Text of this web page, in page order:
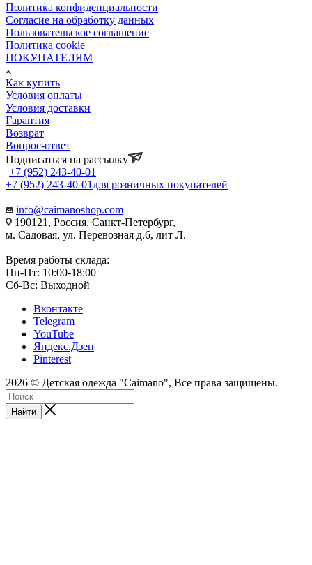
Политика конфиденциальности
Согласие на обработку данных
Пользовательское соглашение
Политика cookie
ПОКУПАТЕЛЯМ
Как купить
Условия оплаты
Условия доставки
Гарантия
Возврат
Вопрос-ответ
Подписаться на рассылку
+7 (952) 243-40-01
+7 (952) 243-40-01 для розничных покупателей
info@caimanoshop.com
190121, Россия, Санкт-Петербург,
м. Садовая, ул. Перевозная д.6, лит Л.
Время работы склада:
Пн-Пт: 10:00-18:00
Сб-Вс: Выходной
Вконтакте
Telegram
YouTube
Яндекс.Дзен
Pinterest
2026 © Детская одежда "Caimano", Все права защищены.
Найти